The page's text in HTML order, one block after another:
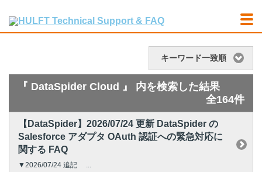
キーワード一致順
『 DataSpider Cloud 』 内を検索した結果
全164件
【DataSpider】2026/07/24 更新 DataSpider の
Salesforce アダプタ OAuth 認証への緊急対応に
関する FAQ
▼2026/07/24 追記 ...